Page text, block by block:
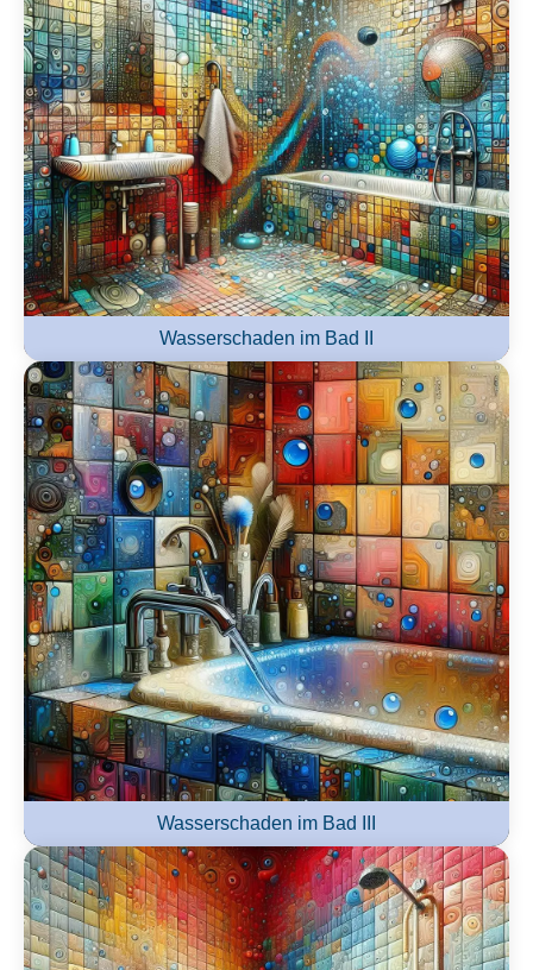
Wasserschaden im Bad II
Wasserschaden im Bad III